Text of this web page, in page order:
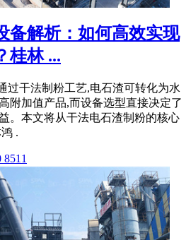
备解析：如何高效实现
桂林 ...
过干法制粉工艺,电石渣可转化为水
附加值产品,而设备选型直接决定了
。本文将从干法电石渣制粉的核心
.